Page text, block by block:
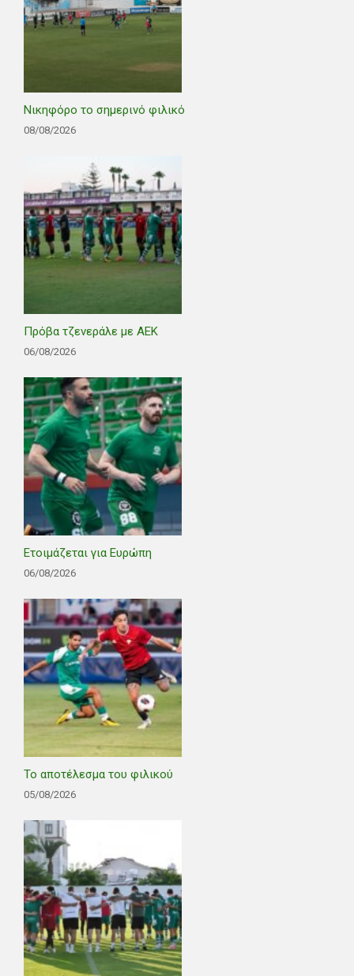
Νικηφόρο το σημερινό φιλικό
08/08/2026
Πρόβα τζενεράλε με ΑΕΚ
06/08/2026
Ετοιμάζεται για Ευρώπη
06/08/2026
Το αποτέλεσμα του φιλικού
05/08/2026